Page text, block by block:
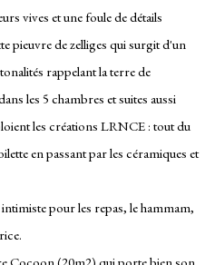
vives et une foule de détails
pieuvre de zelliges qui surgit d'un
rappelant la terre de
les 5 chambres et suites aussi
les créations LRNCE : tout du
en passant par les céramiques et
pour les repas, le hammam,
Cocoon (20m2) qui porte bien son